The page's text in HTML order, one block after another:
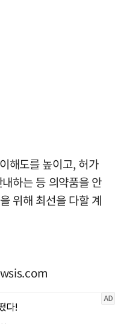
해도를 높이고, 허가
하는 등 의약품을 안
위해 최선을 다할 계